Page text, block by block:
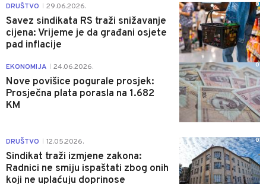
DRUŠTVO 29.06.2026.
Savez sindikata RS traži snižavanje
cijena: Vrijeme je da građani osjete
pad inflacije
0
EKONOMIJA 24.06.2026.
Nove povišice pogurale prosjek:
Prosječna plata porasla na 1.682
KM
0
DRUŠTVO 12.05.2026.
Sindikat traži izmjene zakona:
Radnici ne smiju ispaštati zbog onih
koji ne uplaćuju doprinose
0